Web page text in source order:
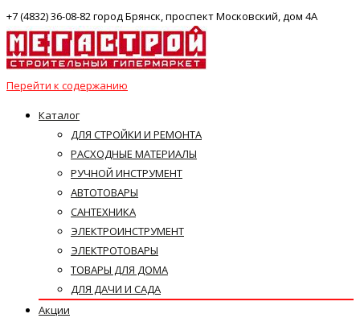
+7 (4832) 36-08-82 город Брянск, проспект Московский, дом 4А
Перейти к содержанию
Каталог
ДЛЯ СТРОЙКИ И РЕМОНТА
РАСХОДНЫЕ МАТЕРИАЛЫ
РУЧНОЙ ИНСТРУМЕНТ
АВТОТОВАРЫ
САНТЕХНИКА
ЭЛЕКТРОИНСТРУМЕНТ
ЭЛЕКТРОТОВАРЫ
ТОВАРЫ ДЛЯ ДОМА
ДЛЯ ДАЧИ И САДА
Акции